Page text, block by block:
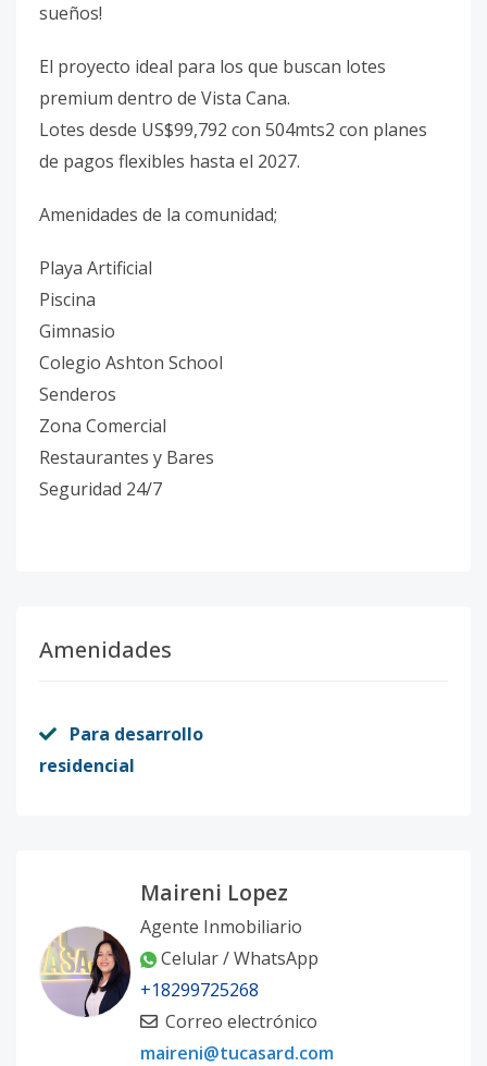
sueños!
El proyecto ideal para los que buscan lotes
premium dentro de Vista Cana.
Lotes desde US$99,792 con 504mts2 con planes
de pagos flexibles hasta el 2027.
Amenidades de la comunidad;
Playa Artificial
Piscina
Gimnasio
Colegio Ashton School
Senderos
Zona Comercial
Restaurantes y Bares
Seguridad 24/7
Amenidades
Para desarrollo
residencial
Maireni Lopez
Agente Inmobiliario
Celular / WhatsApp
+18299725268
Correo electrónico
maireni@tucasard.com